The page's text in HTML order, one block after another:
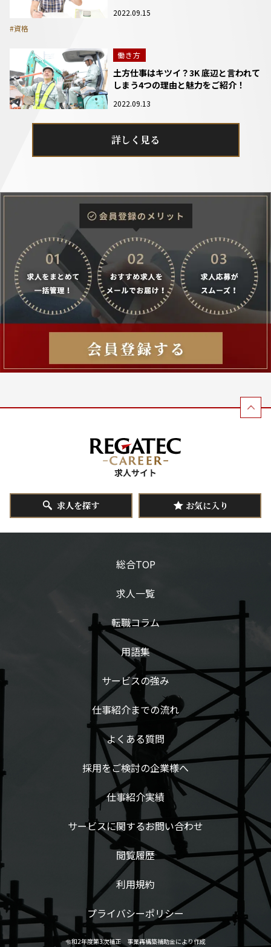
2022.09.15
#資格
働き方
土方仕事はキツイ？3K 底辺と言われて
しまう4つの理由と魅力をご紹介！
2022.09.13
詳しく見る
求人を探す お気に入り
総合TOP
求人一覧
転職コラム
用語集
サービスの強み
仕事紹介までの流れ
よくある質問
採用をご検討の企業様へ
仕事紹介実績
サービスに関するお問い合わせ
閲覧履歴
利用規約
プライバシーポリシー
令和2年度第3次補正 事業再構築補助金により作成